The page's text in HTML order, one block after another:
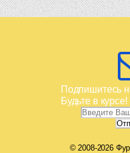
Подпишитесь
Будьте в курсе!
© 2008-2026